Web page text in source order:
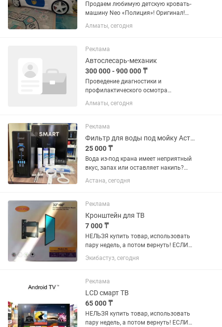
Продаем любимую детскую кровать-
машину Neo «Полиция»! Оригинал!
Отличная кровать для маленького
автолюбителя. Крепкая, удобная и
украшением детской...
Алматы, сегодня
Реклама
Автослесарь-механик
300 000 - 900 000 ₸
Проведение диагностики и
профилактического осмотра
автомобиля. Выполнение ТО
автомобиля всех марок (масла,
лампочек, ремни ,ГРМ диагностика и
ремонт...
Алматы, сегодня
Реклама
Фильтр для воды под мойку Астана Косшы установка
25 000 ₸
Вода из-под крана имеет неприятный
вкус, запах или оставляет накипь?
Решение есть! Установим
современный фильтр для воды, и уже
вкусную и безопасную воду прямо из...
Астана, сегодня
Реклама
Кронштейн для ТВ
7 000 ₸
НЕЛЬЗЯ купить товар, использовать
пару недель, а потом вернуть! ЕСЛИ
товар исправен, он ваш навсегда.
ТОЛЬКО ЕСЛИ есть дефект, по вине
бесплатный ремонт или...
Экибастуз, сегодня
Реклама
LCD смарт ТВ
65 000 ₸
НЕЛЬЗЯ купить товар, использовать
пару недель, а потом вернуть! ЕСЛИ